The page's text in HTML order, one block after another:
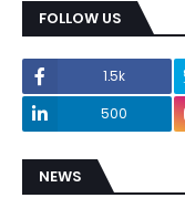
FOLLOW US
1.5k
500
NEWS